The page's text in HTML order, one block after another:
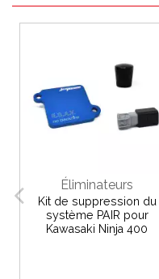
Éliminateurs
Kit de suppression du
système PAIR pour
Kawasaki Ninja 400